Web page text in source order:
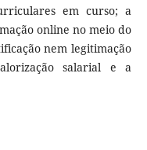
em curso; a
online no meio do
nem legitimação
salarial e a